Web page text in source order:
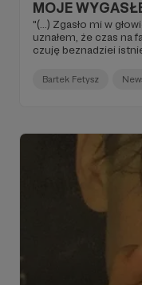
MOJE
"(...) Zgasło mi w
uznałem, że czas na
czuję beznadziei
tworzyć i normalnie
nich wybrzmiewają
Bartek Fetysz